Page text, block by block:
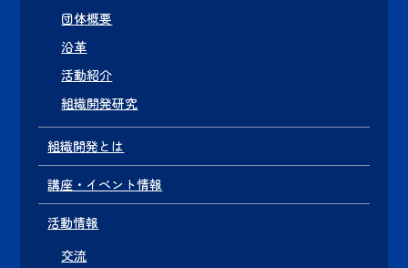
団体概要
沿革
活動紹介
組織開発研究
組織開発とは
講座・イベント情報
活動情報
交流